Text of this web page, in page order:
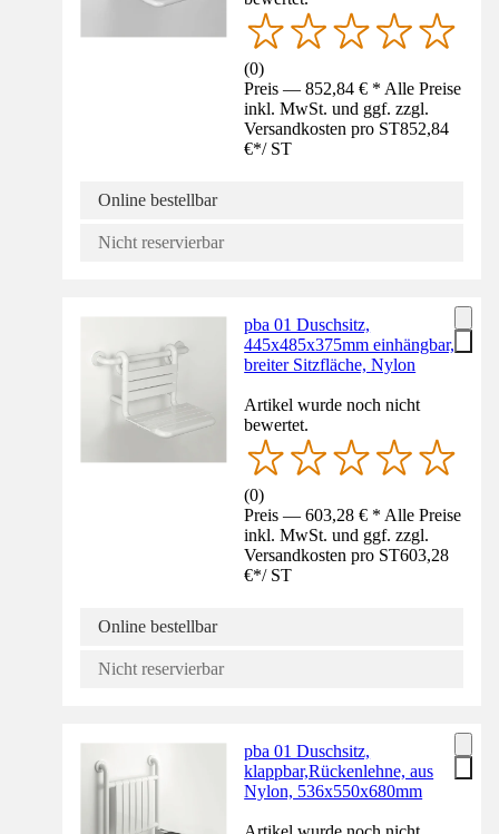
(0)
Preis — 852,84 € * Alle Preise
inkl. MwSt. und ggf. zzgl.
Versandkosten pro ST852,84
€*/ ST
Online bestellbar
Nicht reservierbar
pba 01 Duschsitz,
445x485x375mm einhängbar,
breiter Sitzfläche, Nylon
Artikel wurde noch nicht
bewertet.
(0)
Preis — 603,28 € * Alle Preise
inkl. MwSt. und ggf. zzgl.
Versandkosten pro ST603,28
€*/ ST
Online bestellbar
Nicht reservierbar
pba 01 Duschsitz,
klappbar,Rückenlehne, aus
Nylon, 536x550x680mm